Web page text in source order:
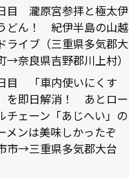
目 瀧原宮参拝と極太伊
どん！ 紀伊半島の山越
ライブ（三重県多気郡大
→奈良県吉野郡川上村）
目 「車内使いにくす
を即日解消！ あとロー
チェーン「あじへい」の
メンは美味しかったぞ
市→三重県多気郡大台